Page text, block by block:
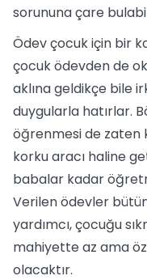
sorununa çare
Ödev çocuk için bir
çocuk ödevden de
aklına geldikçe bile
duygularla hatırlar.
öğrenmesi de zaten
korku aracı haline
babalar kadar
Verilen ödevler
yardımcı, çocuğu
mahiyette az ama
olacaktır.